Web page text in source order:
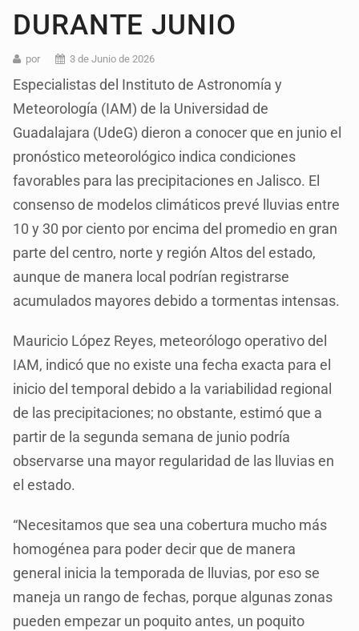
DURANTE JUNIO
por 3 de Junio de 2026
Especialistas del Instituto de Astronomía y
Meteorología (IAM) de la Universidad de
Guadalajara (UdeG) dieron a conocer que en junio el
pronóstico meteorológico indica condiciones
favorables para las precipitaciones en Jalisco. El
consenso de modelos climáticos prevé lluvias entre
10 y 30 por ciento por encima del promedio en gran
parte del centro, norte y región Altos del estado,
aunque de manera local podrían registrarse
acumulados mayores debido a tormentas intensas.
Mauricio López Reyes, meteorólogo operativo del
IAM, indicó que no existe una fecha exacta para el
inicio del temporal debido a la variabilidad regional
de las precipitaciones; no obstante, estimó que a
partir de la segunda semana de junio podría
observarse una mayor regularidad de las lluvias en
el estado.
“Necesitamos que sea una cobertura mucho más
homogénea para poder decir que de manera
general inicia la temporada de lluvias, por eso se
maneja un rango de fechas, porque algunas zonas
pueden empezar un poquito antes, un poquito